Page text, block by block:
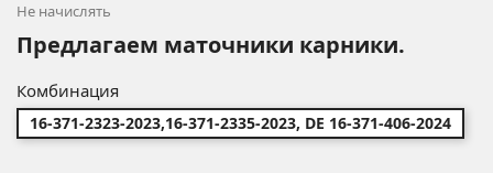
Не начислять
Предлагаем маточники карники.
Комбинация
16-371-2323-2023,16-371-2335-2023, DE 16-371-406-2024